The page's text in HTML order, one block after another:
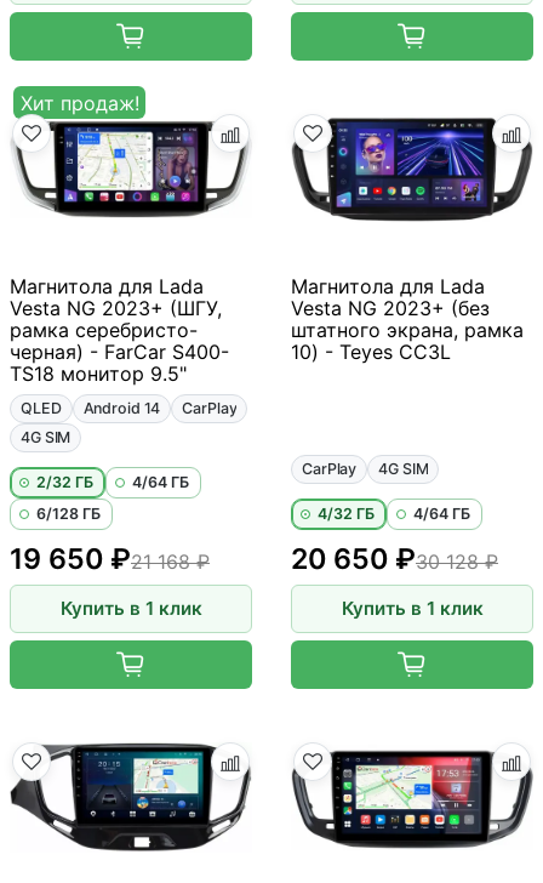
Хит продаж!
Магнитола для Lada
Vesta NG 2023+ (ШГУ,
рамка серебристо-
черная) - FarCar S400-
TS18 монитор 9.5"
QLED Android 14
CarPlay
4G SIM
2/32 ГБ
4/64 ГБ
6/128 ГБ
19 650 ₽21 168 ₽
Купить в 1 клик
Магнитола для Lada
Vesta NG 2023+ (без
штатного экрана, рамка
10) - Teyes CC3L
CarPlay 4G SIM
4/32 ГБ 4/64 ГБ
20 650 ₽30 128 ₽
Купить в 1 клик